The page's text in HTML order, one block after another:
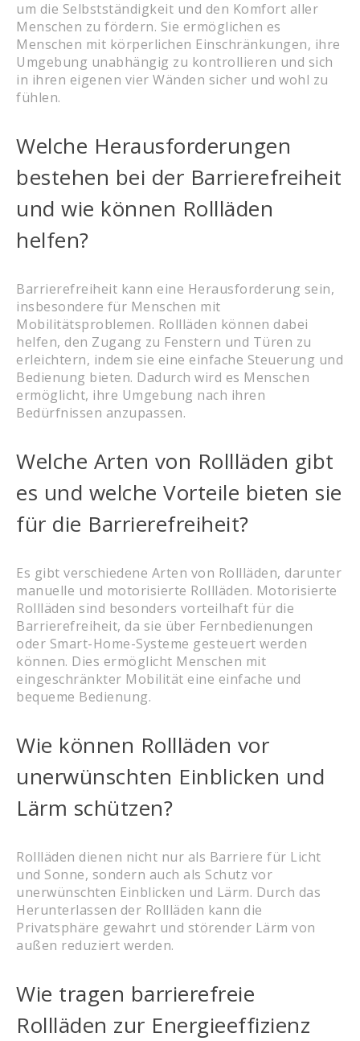
um die Selbstständigkeit und den Komfort aller
Menschen zu fördern. Sie ermöglichen es
Menschen mit körperlichen Einschränkungen, ihre
Umgebung unabhängig zu kontrollieren und sich
in ihren eigenen vier Wänden sicher und wohl zu
fühlen.
Welche Herausforderungen
bestehen bei der Barrierefreiheit
und wie können Rollläden
helfen?
Barrierefreiheit kann eine Herausforderung sein,
insbesondere für Menschen mit
Mobilitätsproblemen. Rollläden können dabei
helfen, den Zugang zu Fenstern und Türen zu
erleichtern, indem sie eine einfache Steuerung und
Bedienung bieten. Dadurch wird es Menschen
ermöglicht, ihre Umgebung nach ihren
Bedürfnissen anzupassen.
Welche Arten von Rollläden gibt
es und welche Vorteile bieten sie
für die Barrierefreiheit?
Es gibt verschiedene Arten von Rollläden, darunter
manuelle und motorisierte Rollläden. Motorisierte
Rollläden sind besonders vorteilhaft für die
Barrierefreiheit, da sie über Fernbedienungen
oder Smart-Home-Systeme gesteuert werden
können. Dies ermöglicht Menschen mit
eingeschränkter Mobilität eine einfache und
bequeme Bedienung.
Wie können Rollläden vor
unerwünschten Einblicken und
Lärm schützen?
Rollläden dienen nicht nur als Barriere für Licht
und Sonne, sondern auch als Schutz vor
unerwünschten Einblicken und Lärm. Durch das
Herunterlassen der Rollläden kann die
Privatsphäre gewahrt und störender Lärm von
außen reduziert werden.
Wie tragen barrierefreie
Rollläden zur Energieeffizienz